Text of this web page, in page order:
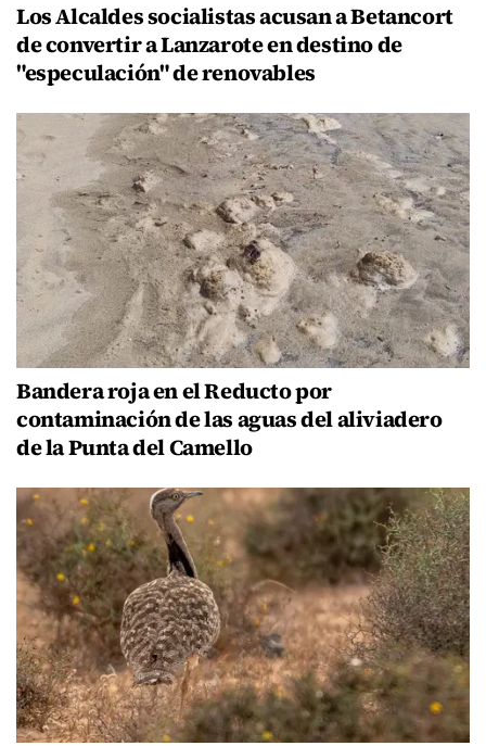
Los Alcaldes socialistas acusan a Betancort
de convertir a Lanzarote en destino de
"especulación" de renovables
Bandera roja en el Reducto por
contaminación de las aguas del aliviadero
de la Punta del Camello